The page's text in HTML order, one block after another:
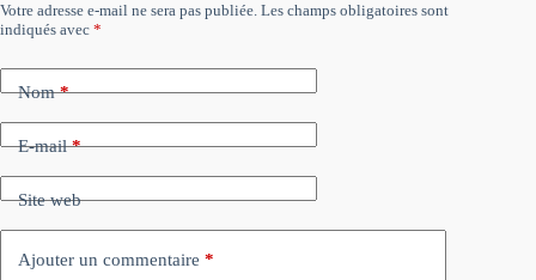
Votre adresse e-mail ne sera pas publiée. Les champs obligatoires sont
indiqués avec *
Nom*
E-mail*
Site web
Ajouter un commentaire *